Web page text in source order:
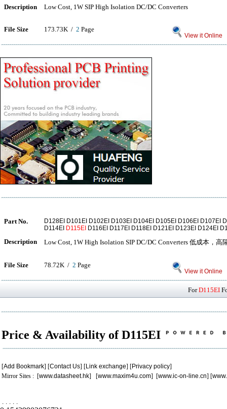
Description Low Cost, 1W SIP High Isolation DC/DC Converters
File Size 173.73K / 2 Page
View it Online
Part No.
D128EI D101EI D102EI D103EI D104EI D105EI D106EI D107EI
D114EI D115EI D116EI D117EI D118EI D121EI D123EI D124EI
Description Low Cost, 1W High Isolation SIP DC/DC Converters 低成本，
File Size 78.72K / 2 Page
View it Online
ForD115EI
Price & Availability of D115EI
[Add Bookmark] [Contact Us] [Link exchange] [Privacy policy]
Mirror Sites : [www.datasheet.hk] [www.maxim4u.com] [www.ic-on-line.cn] [
. . . . .